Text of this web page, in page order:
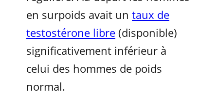
en surpoids avait un taux de
testostérone libre (disponible)
significativement inférieur à
celui des hommes de poids
normal.